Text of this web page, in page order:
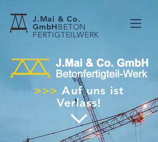
J.Mai & Co.
GmbHBETON
FERTIGTEILWERK
>>>Auf uns ist
Verlass!